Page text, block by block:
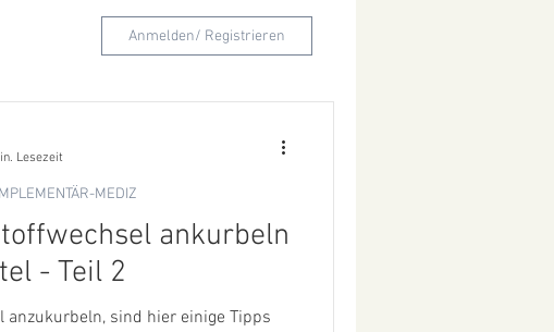
Anmelden/ Registrieren
ankurbeln
- Lebensmittel - Teil 2
anzukurbeln, sind hier einige Tipps
MEDIZ
Lesezeit